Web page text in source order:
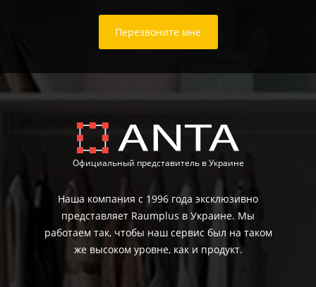
Перезвоните мне
Официальный представитель в Украине
Наша компания с 1996 года эксклюзивно
представляет Raumplus в Украине. Мы
работаем так, чтобы наш сервис был на таком
же высоком уровне, как и продукт.